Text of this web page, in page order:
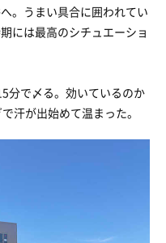
。うまい具合に囲われてい
には最高のシチュエーショ
分で〆る。効いているのか
汗が出始めて温まった。